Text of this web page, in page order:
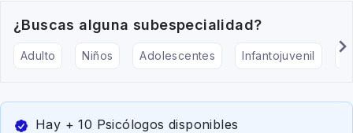
¿Buscas alguna subespecialidad?
Adulto Niños Adolescentes Infantojuvenil
Hay + 10 Psicólogos disponibles